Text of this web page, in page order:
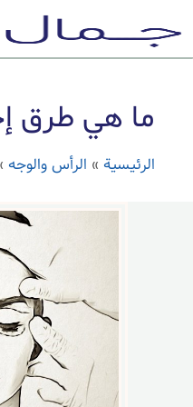
ما هي طرق
الرئيسية » الرأس والوجه